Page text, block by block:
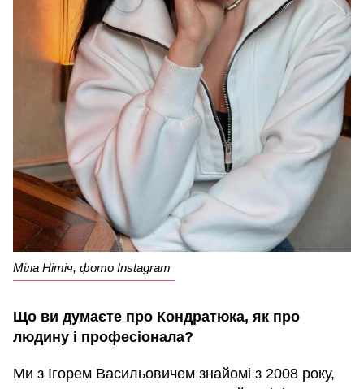
Міла Нітіч, фото Instagram
Що ви думаєте про Кондратюка, як про
людину і професіонала?
Ми з Ігорем Васильовичем знайомі з 2008 року,